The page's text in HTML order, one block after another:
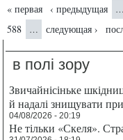
Страницы
« первая ‹ предыдущая …
588
… следующая ›
в полі зору
Звичайнісіньке
й надалі знищувати
04/08/2026 - 20:19
Не тільки «Скеля».